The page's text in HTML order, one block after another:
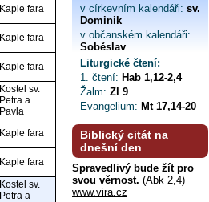
Kaple fara
Kaple fara
Kaple fara
Kostel sv.
Petra a
Pavla
Kaple fara
Kaple fara
Kostel sv.
Petra a
v církevním kalendáři: sv.
Dominik
v občanském kalendáři:
Soběslav
Liturgické čtení:
1. čtení: Hab 1,12-2,4
Žalm: Zl 9
Evangelium: Mt 17,14-20
Biblický citát na
dnešní den
Spravedlivý bude žít pro
svou věrnost. (Abk 2,4)
www.vira.cz